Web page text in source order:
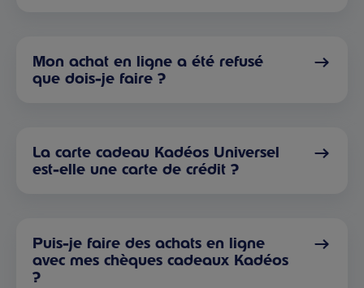
Mon achat en ligne a été refusé
que dois-je faire ?
La carte cadeau Kadéos Universel
est-elle une carte de crédit ?
Puis-je faire des achats en ligne
avec mes chèques cadeaux Kadéos
?